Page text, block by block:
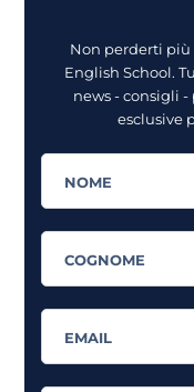
Non perderti più
English School.
news - consigli
esclusive